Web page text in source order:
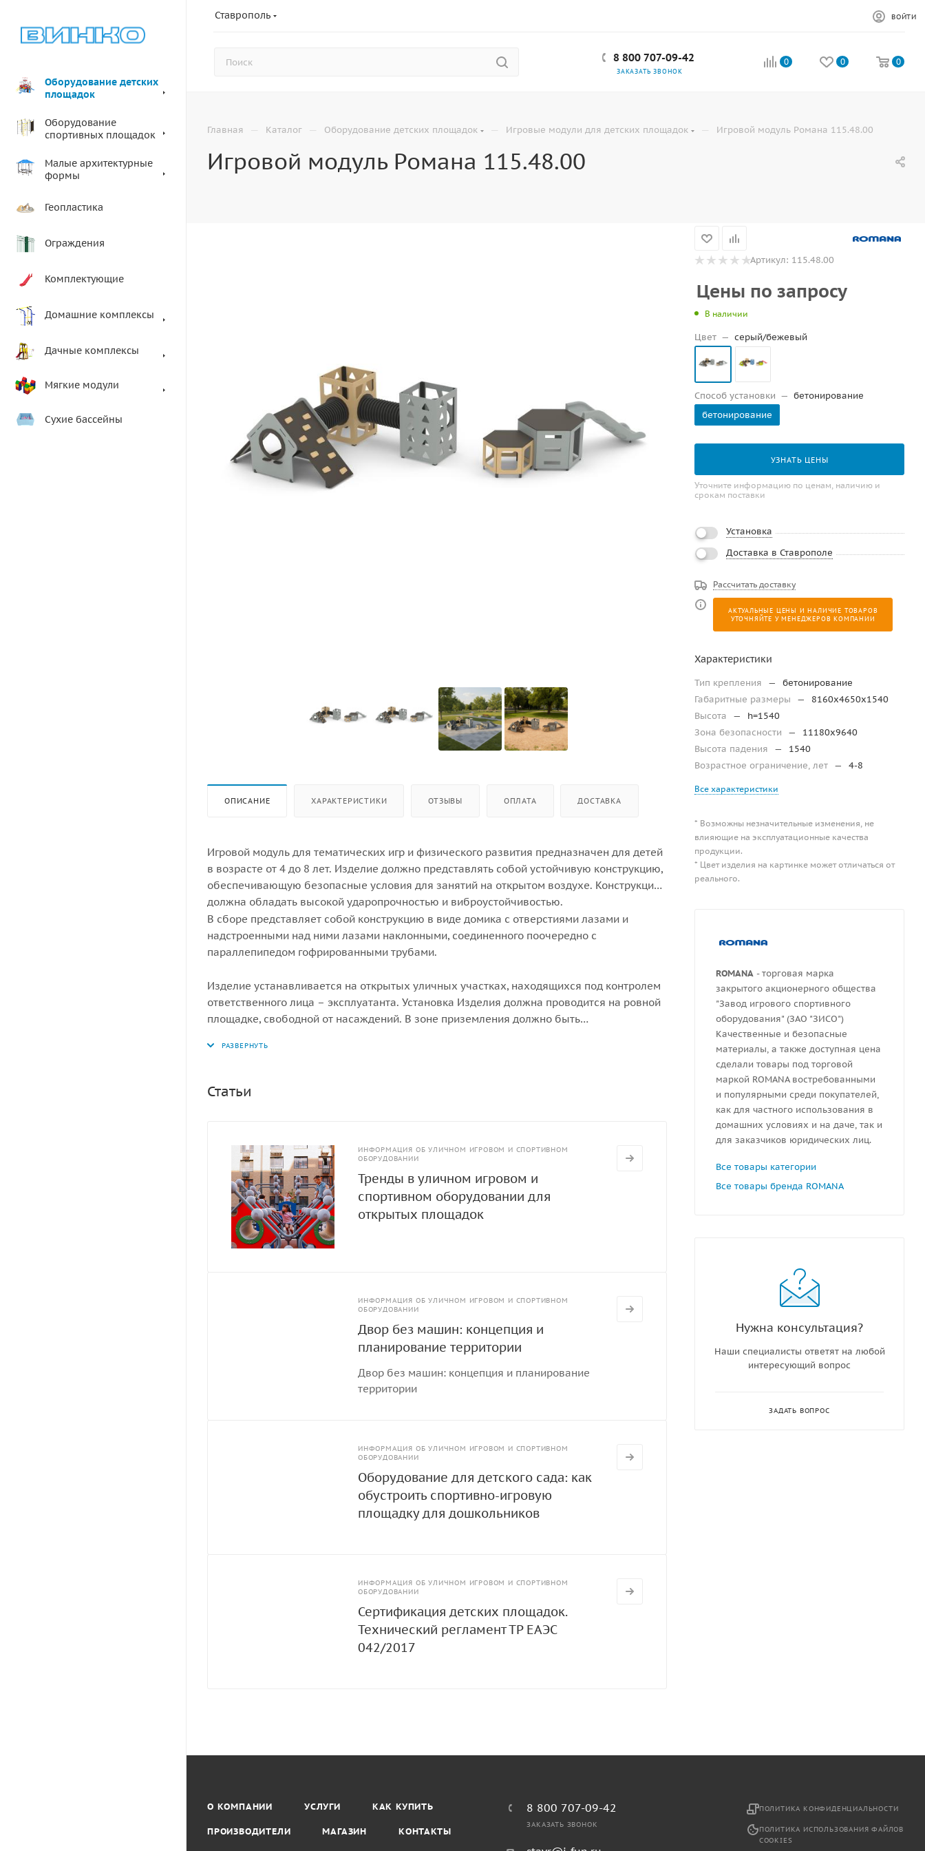
Ставрополь ВОЙТИ
8 800 707-09-42
ЗАКАЗАТЬ ЗВОНОК
0 0 0
Оборудование детских
площадок
Оборудование
спортивных площадок
Малые архитектурные
формы
Геопластика
Ограждения
Комплектующие
Домашние комплексы
Дачные комплексы
Мягкие модули
Сухие бассейны
Главная — Каталог — Оборудование детских площадок — Игровые модули для детских площадок — Игровой модуль Романа 115.48.00
Игровой модуль Романа 115.48.00
ОПИСАНИЕ ХАРАКТЕРИСТИКИ ОТЗЫВЫ ОПЛАТА ДОСТАВКА
Игровой модуль для тематических игр и физического развития предназначен для детей
в возрасте от 4 до 8 лет. Изделие должно представлять собой устойчивую конструкцию,
обеспечивающую безопасные условия для занятий на открытом воздухе. Конструкция
должна обладать высокой ударопрочностью и виброустойчивостью.
В сборе представляет собой конструкцию в виде домика с отверстиями лазами и
надстроенными над ними лазами наклонными, соединенного поочередно с
параллепипедом гофрированными трубами.
Изделие устанавливается на открытых уличных участках, находящихся под контролем
ответственного лица – эксплуатанта. Установка Изделия должна проводится на ровной
площадке, свободной от насаждений. В зоне приземления должно быть
мм.
Статьи
ИНФОРМАЦИЯ ОБ УЛИЧНОМ ИГРОВОМ И СПОРТИВНОМ
ОБОРУДОВАНИИ
Тренды в уличном игровом и
спортивном оборудовании для
открытых площадок
ИНФОРМАЦИЯ ОБ УЛИЧНОМ ИГРОВОМ И СПОРТИВНОМ
ОБОРУДОВАНИИ
Двор без машин: концепция и
планирование территории
Двор без машин: концепция и планирование
территории
ИНФОРМАЦИЯ ОБ УЛИЧНОМ ИГРОВОМ И СПОРТИВНОМ
ОБОРУДОВАНИИ
Оборудование для детского сада: как
обустроить спортивно-игровую
площадку для дошкольников
ИНФОРМАЦИЯ ОБ УЛИЧНОМ ИГРОВОМ И СПОРТИВНОМ
ОБОРУДОВАНИИ
Сертификация детских площадок.
Технический регламент ТР ЕАЭС
042/2017
Артикул: 115.48.00
Цены по запросу
В наличии
Цвет — серый/бежевый
Способ установки — бетонирование
бетонирование
УЗНАТЬ ЦЕНЫ
Уточните информацию по ценам, наличию и
срокам поставки
Установка
Доставка в Ставрополе
Рассчитать доставку
АКТУАЛЬНЫЕ ЦЕНЫ И НАЛИЧИЕ ТОВАРОВ
УТОЧНЯЙТЕ У МЕНЕДЖЕРОВ КОМПАНИИ
Характеристики
Тип крепления —
бетонирование
Габаритные размеры
—
8160х4650х1540
Высота
—
h=1540
Зона безопасности
—
11180х9640
Высота падения
—
1540
Возрастное ограничение, лет — 4-8
Все характеристики
* Возможны незначительные изменения, не
влияющие на эксплуатационные качества
продукции.
* Цвет изделия на картинке может отличаться от
реального.
ROMANA - торговая марка
закрытого акционерного общества
"Завод игрового спортивного
оборудования" (ЗАО "ЗИСО")
Качественные и безопасные
материалы, а также доступная цена
сделали товары под торговой
маркой ROMANA востребованными
и популярными среди покупателей,
как для частного использования в
домашних условиях и на даче, так и
для заказчиков юридических лиц.
Все товары категории
Все товары бренда ROMANA
Нужна консультация?
Наши специалисты ответят на любой
интересующий вопрос
ЗАДАТЬ ВОПРОС
О КОМПАНИИ УСЛУГИ КАК КУПИТЬ
ПРОИЗВОДИТЕЛИ МАГАЗИН КОНТАКТЫ
8 800 707-09-42
ЗАКАЗАТЬ ЗВОНОК
ПОЛИТИКА КОНФИДЕНЦИАЛЬНОСТИ
ПОЛИТИКА ИСПОЛЬЗОВАНИЯ ФАЙЛОВ
COOKIES